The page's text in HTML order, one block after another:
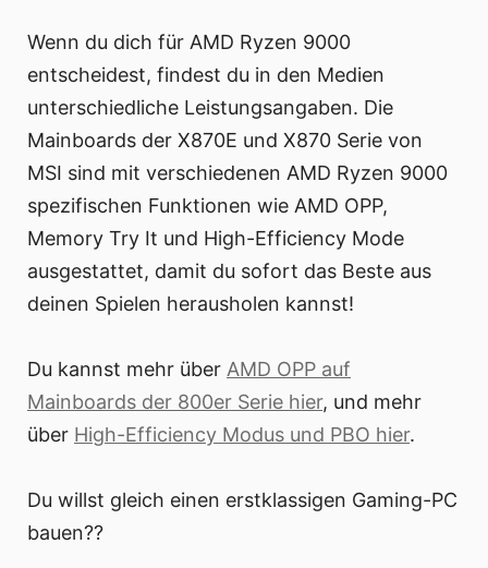
Wenn du dich für AMD Ryzen 9000
entscheidest, findest du in den Medien
unterschiedliche Leistungsangaben. Die
Mainboards der X870E und X870 Serie von
MSI sind mit verschiedenen AMD Ryzen 9000
spezifischen Funktionen wie AMD OPP,
Memory Try It und High-Efficiency Mode
ausgestattet, damit du sofort das Beste aus
deinen Spielen herausholen kannst!
Du kannst mehr über AMD OPP auf
Mainboards der 800er Serie hier, und mehr
über High-Efficiency Modus und PBO hier.
Du willst gleich einen erstklassigen Gaming-PC
bauen??